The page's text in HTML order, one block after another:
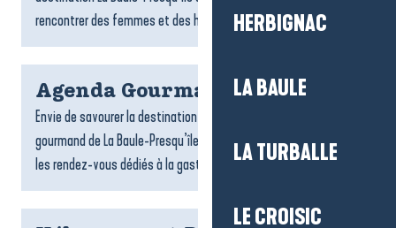
HERBIGNAC
LA BAULE
LA TURBALLE
LE CROISIC
rencontrer des femmes et des hommes passionnés,...
Agenda Gourmand
Envie de savourer la destination autrement ? L’agenda
gourmand de La Baule-Presqu’île de Guérande rassemble tous
les rendez-vous dédiés à la gastronomie et aux plaisirs de la...